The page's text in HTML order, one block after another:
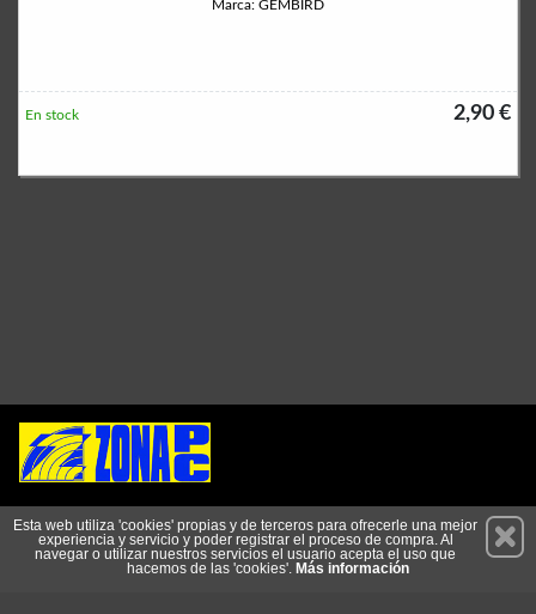
Marca: GEMBIRD
2,90 €
En stock
Suscríbete
Esta web utiliza 'cookies' propias y de terceros para ofrecerle una mejor
experiencia y servicio y poder registrar el proceso de compra. Al
navegar o utilizar nuestros servicios el usuario acepta el uso que
hacemos de las 'cookies'. Más información